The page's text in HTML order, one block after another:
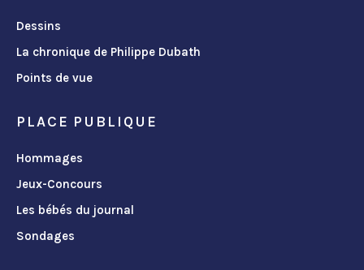
Dessins
La chronique de Philippe Dubath
Points de vue
PLACE PUBLIQUE
Hommages
Jeux-Concours
Les bébés du journal
Sondages